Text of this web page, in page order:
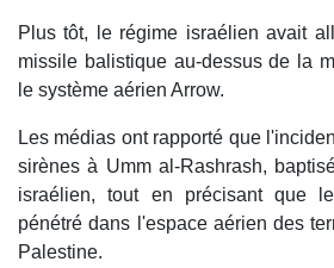
Plus tôt, le régime israélien avait
missile balistique au-dessus de la
le système aérien Arrow.
Les médias ont rapporté que
sirènes à Umm al-Rashrash,
israélien, tout en précisant que
pénétré dans l'espace aérien des
Palestine.